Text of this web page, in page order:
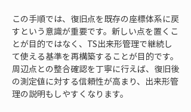
この手順では、復旧点を既存の座標体系に戻
すという意識が重要です。新しい点を置くこ
とが目的ではなく、TS出来形管理で継続し
て使える基準を再構築することが目的です。
周辺点との整合確認を丁寧に行えば、復旧後
の測定値に対する信頼性が高まり、出来形管
理の説明もしやすくなります。